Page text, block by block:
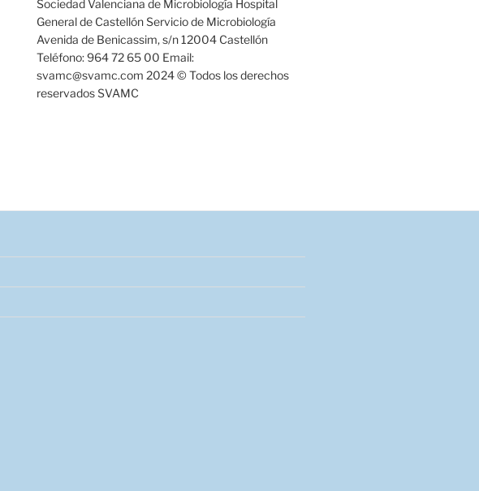
Sociedad Valenciana de Microbiología Hospital
General de Castellón Servicio de Microbiología
Avenida de Benicassim, s/n 12004 Castellón
Teléfono: 964 72 65 00 Email:
svamc@svamc.com 2024 © Todos los derechos
reservados SVAMC